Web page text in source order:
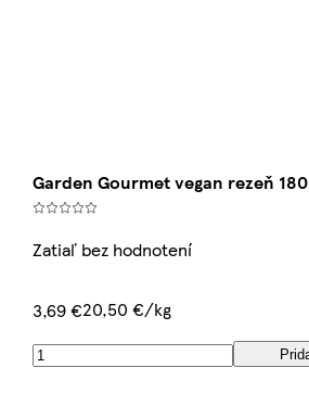
Garden Gourmet vegan rezeň
Zatiaľ bez hodnotení
3,69 €20,50 €/kg